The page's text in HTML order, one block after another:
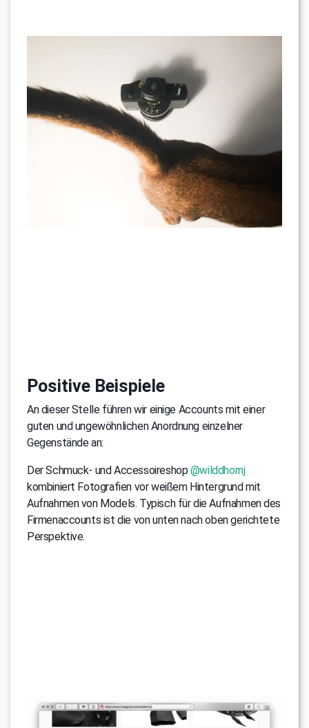
Positive Beispiele
An dieser Stelle führen wir einige Accounts mit einer
guten und ungewöhnlichen Anordnung einzelner
Gegenstände an:
Der Schmuck- und Accessoireshop@wilddhornj
kombiniert Fotografien vor weißem Hintergrund mit
Aufnahmen von Models. Typisch für die Aufnahmen des
Firmenaccounts ist die von unten nach oben gerichtete
Perspektive.